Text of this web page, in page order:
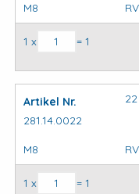
M8
Krambeugels
1 x = 1
Artikel Nr.
281.14.0022
22
M8
Krambeugels
1 x = 1